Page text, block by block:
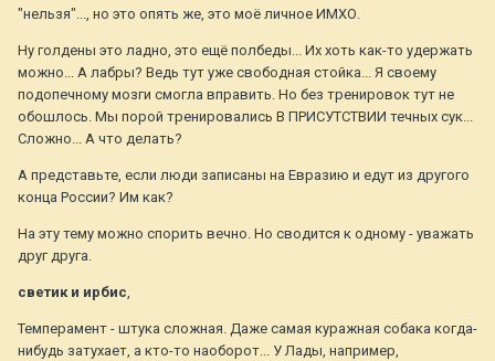
"нельзя"..., но это опять же, это моё личное ИМХО.
Ну голдены это ладно, это ещё полбеды... Их хоть как-то удержать
можно... А лабры? Ведь тут уже свободная стойка... Я своему
подопечному мозги смогла вправить. Но без тренировок тут не
обошлось. Мы порой тренировались В ПРИСУТСТВИИ течных сук...
Сложно... А что делать?
А представьте, если люди записаны на Евразию и едут из другого
конца России? Им как?
На эту тему можно спорить вечно. Но сводится к одному - уважать
друг друга.
светик и ирбис,
Темперамент - штука сложная. Даже самая куражная собака когда-
нибудь затухает, а кто-то наоборот... У Лады, например,